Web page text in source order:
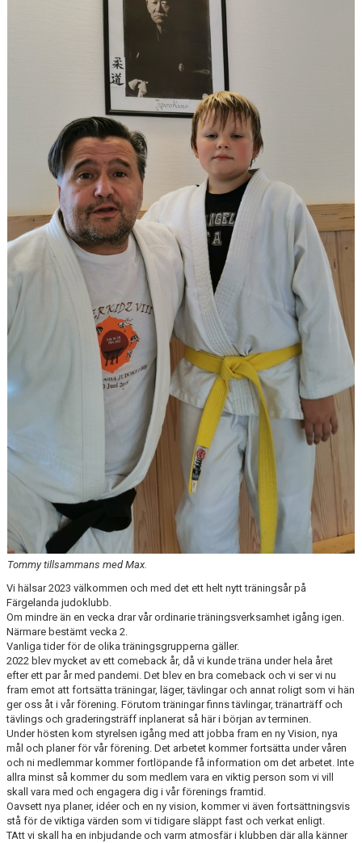
INFORMATION KRING TRÄNING OCH COVID-19
Tommy tillsammans med Max.
Vi hälsar 2023 välkommen och med det ett helt nytt träningsår på
Färgelanda judoklubb.
Om mindre än en vecka drar vår ordinarie träningsverksamhet igång igen.
Närmare bestämt vecka 2.
Vanliga tider för de olika träningsgrupperna gäller.
2022 blev mycket av ett comeback år, då vi kunde träna under hela året
efter ett par år med pandemi. Det blev en bra comeback och vi ser vi nu
fram emot att fortsätta träningar, läger, tävlingar och annat roligt som vi hän
ger oss åt i vår förening. Förutom träningar finns tävlingar, tränarträff och
tävlings och graderingsträff inplanerat så här i början av terminen.
Under hösten kom styrelsen igång med att jobba fram en ny Vision, nya
mål och planer för vår förening. Det arbetet kommer fortsätta under våren
och ni medlemmar kommer fortlöpande få information om det arbetet. Inte
allra minst så kommer du som medlem vara en viktig person som vi vill
skall vara med och engagera dig i vår förenings framtid.
Oavsett nya planer, idéer och en ny vision, kommer vi även fortsättningsvis
stå för de viktiga värden som vi tidigare släppt fast och verkat enligt.
TAtt vi skall ha en inbjudande och varm atmosfär i klubben där alla känner